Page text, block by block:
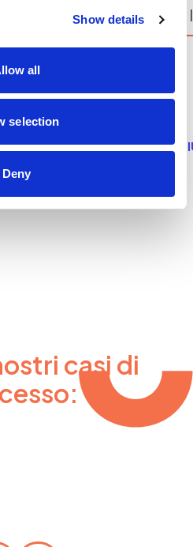
Show details
all
selection
Deny
Elena Ziller
LEGGI DI
casi di